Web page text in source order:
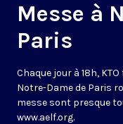
Messe à
Paris
Chaque jour à 18h,
Notre-Dame de Paris
messe sont presque
www.aelf.org.